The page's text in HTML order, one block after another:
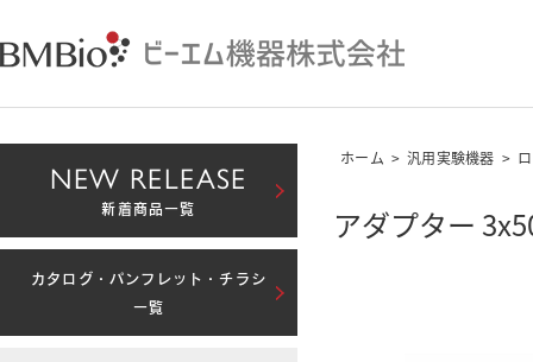
ホーム > 汎用実験機器 >
アダプター
NEW RELEASE
新着商品一覧
カタログ・パンフレット・チラシ
一覧